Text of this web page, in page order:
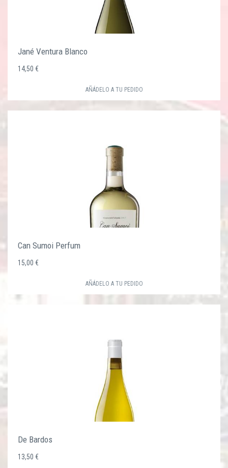
Jané Ventura Blanco
14,50 €
AÑÁDELO A TU PEDIDO
Can Sumoi Perfum
15,00 €
AÑÁDELO A TU PEDIDO
De Bardos
13,50 €